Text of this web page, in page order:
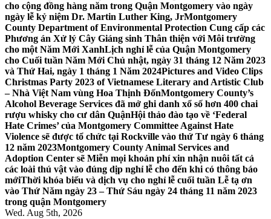
cho cộng đồng hàng năm trong Quận Montgomery vào ngày
ngày lễ kỷ niệm Dr. Martin Luther King, JrMontgomery
County Department of Environmental Protection Cung cấp các
Phương án Xử lý Cây Giáng sinh Thân thiện với Môi trường
cho một Năm Mới XanhLịch nghỉ lễ của Quận Montgomery
cho Cuối tuần Năm Mới Chủ nhật, ngày 31 tháng 12 Năm 2023
và Thứ Hai, ngày 1 tháng 1 Năm 2024Pictures and Video Clips
Christmas Party 2023 of Vietnamese Literary and Artistic Club
– Nhà Việt Nam vùng Hoa Thịnh ĐốnMontgomery County’s
Alcohol Beverage Services đã mở ghi danh xổ số hơn 400 chai
rượu whisky cho cư dân QuậnHội thảo đào tạo về ‘Federal
Hate Crimes’ của Montgomery Committee Against Hate
Violence sẽ được tổ chức tại Rockville vào thứ Tư ngày 6 tháng
12 năm 2023Montgomery County Animal Services and
Adoption Center sẽ Miễn mọi khoản phí xin nhận nuôi tất cả
các loài thú vật vào đúng dịp nghỉ lễ cho đến khi có thông báo
mớiThời khóa biểu và dịch vụ cho nghỉ lễ cuối tuần Lễ tạ ơn
vào Thứ Năm ngày 23 – Thứ Sáu ngày 24 tháng 11 năm 2023
trong quận Montgomery
Wed. Aug 5th, 2026